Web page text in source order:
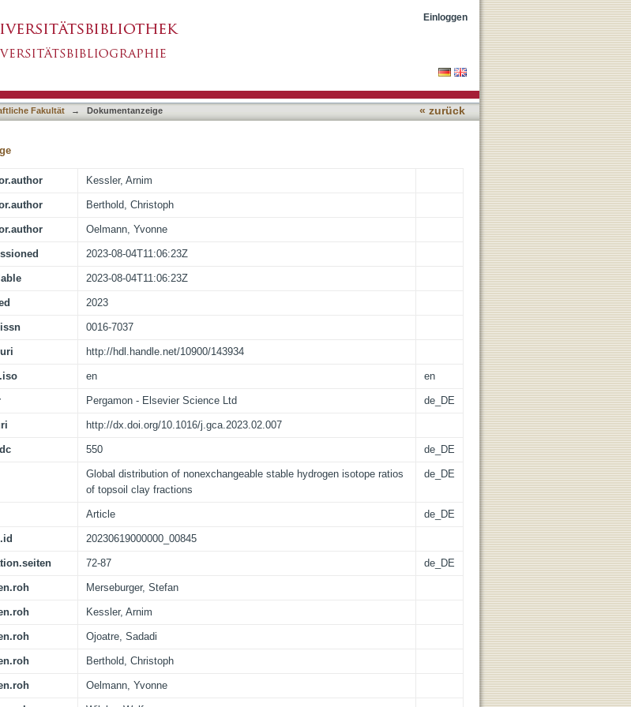
stable hydrogen isotope ratios of topsoil clay fractionsEinloggen
Fakultät → Dokumentanzeige « zurück
Kessler, Arnim
Berthold, Christoph
Oelmann, Yvonne
2023-08-04T11:06:23Z
2023-08-04T11:06:23Z
2023
0016-7037
http://hdl.handle.net/10900/143934
en en
Pergamon - Elsevier Science Ltd de_DE
http://dx.doi.org/10.1016/j.gca.2023.02.007
550 de_DE
Global distribution of nonexchangeable stable hydrogen isotope ratios
of topsoil clay fractions
de_DE
Article de_DE
20230619000000_00845
72-87 de_DE
Merseburger, Stefan
Kessler, Arnim
Ojoatre, Sadadi
Berthold, Christoph
Oelmann, Yvonne